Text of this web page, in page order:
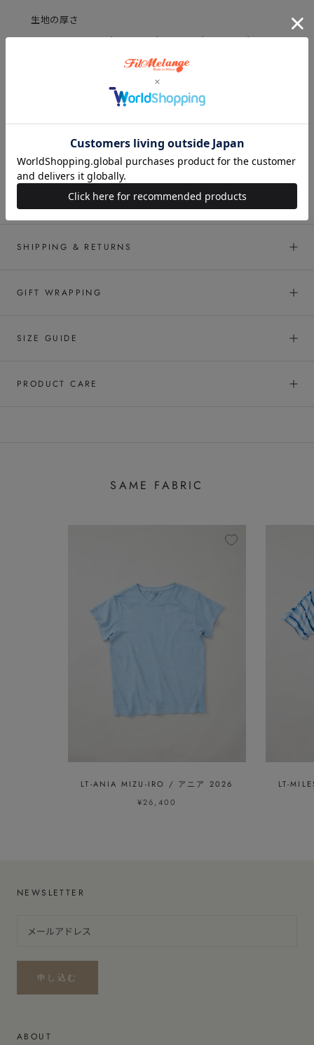
生地の厚さ
生地の透け感
なし
SHIPPING & RETURNS
GIFT WRAPPING
SIZE GUIDE
PRODUCT CARE
SAME FABRIC
LT-ANIA MIZU-IRO / アニア 2026
¥26,400
LT-
NEWSLETTER
申し込む
ABOUT